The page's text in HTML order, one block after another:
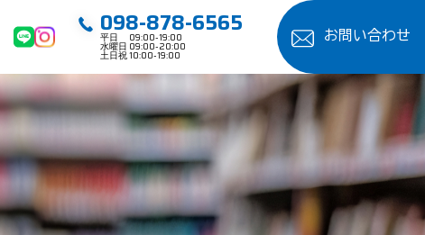
098-878-6565
平日 09:00-19:00
水曜日 09:00-20:00
土日祝 10:00-19:00
お問い合わせ